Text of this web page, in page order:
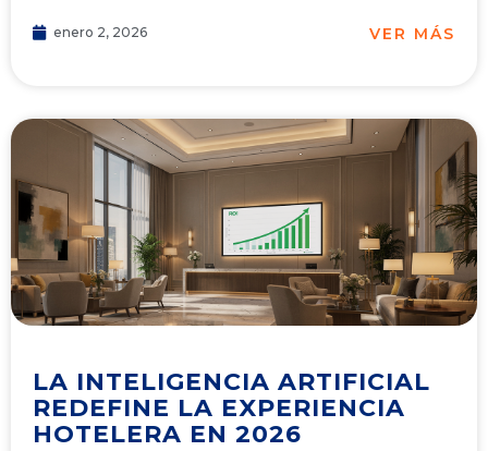
enero 2, 2026 VER MÁS
LA INTELIGENCIA ARTIFICIAL
REDEFINE LA EXPERIENCIA
HOTELERA EN 2026